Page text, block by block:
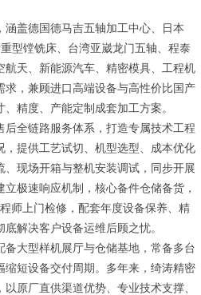
盖德国德马吉五轴加工中心、日本
型镗铣床、台湾亚崴龙门五轴、程泰
天、新能源汽车、精密模具、工程机
，兼顾进口高端设备与高性价比国产
精度、产能定制成套加工方案。
全链路服务体系，打造专属技术工程
，提供工艺试切、机型选型、成本优化
现场开箱与整机安装调试，同步开展
极速响应机制，核心备件仓储备货，
师上门检修，配套年度设备保养、精
解决客户设备运维后顾之忧。
大型样机展厅与仓储基地，常备多台
短设备交付周期。多年来，绮涛精密
原厂直供渠道优势、专业技术支撑、